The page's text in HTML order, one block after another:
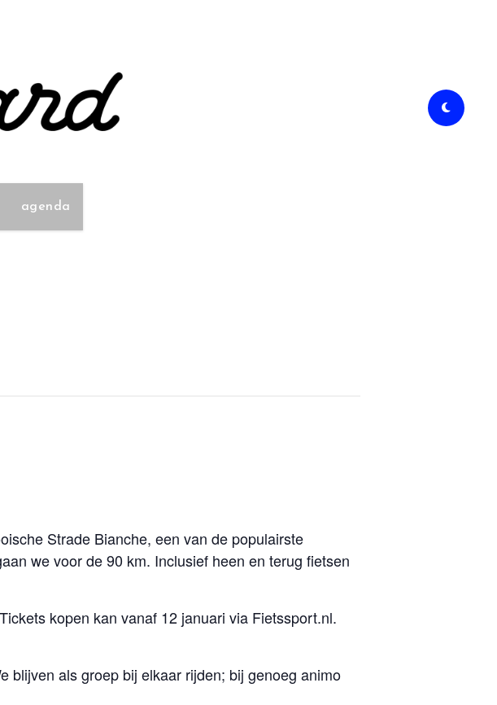
agenda
Strade Bianche, een van de populairste
we voor de 90 km. Inclusief heen en terug fietsen
kopen kan vanaf 12 januari via Fietssport.nl.
blijven als groep bij elkaar rijden; bij genoeg animo